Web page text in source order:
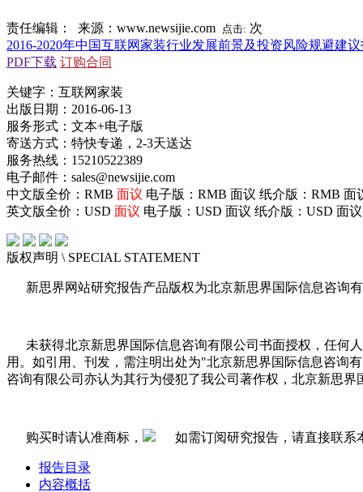
责任编辑： 来源：www.newsijie.com 点击: 次
2016-2020年中国互联网家装行业发展前景及投资风险规避建
PDF下载 订购合同
关键字：互联网家装
出版日期：2016-06-13
服务形式：文本+电子版
寄送方式：特快专递，2-3天送达
服务热线：15210522389
电子邮件：sales@newsijie.com
中文版全价：RMB 面议 电子版：RMB 面议 纸介版：RMB 面
英文版全价：USD 面议 电子版：USD 面议 纸介版：USD 面议
版权声明 \ SPECIAL STATEMENT
新思界网站研究报告产品版权为北京新思界国际信息咨询
未获得北京新思界国际信息咨询有限公司书面授权，任何
用。如引用、刊发，需注明出处为"北京新思界国际信息咨询
咨询有限公司亦认为其行为侵犯了我公司著作权，北京新思
购买时请认准商标， 如需订阅研究报告，请直接联系
报告目录
内容概括